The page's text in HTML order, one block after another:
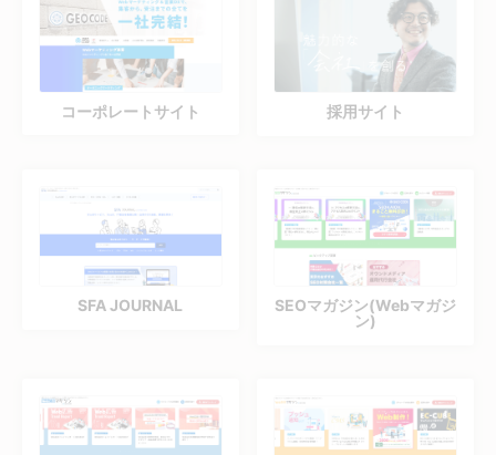
コーポレートサイト 採用サイト
SFA JOURNAL
SEOマガジン(Webマガジ
ン)